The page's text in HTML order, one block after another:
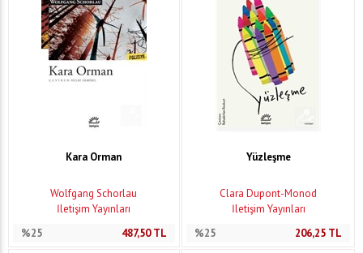
Kara Orman
Wolfgang Schorlau
İletişim Yayınları
%25
487,50TL
Yüzleşme
Clara Dupont-Monod
İletişim Yayınları
%25
206,25 TL